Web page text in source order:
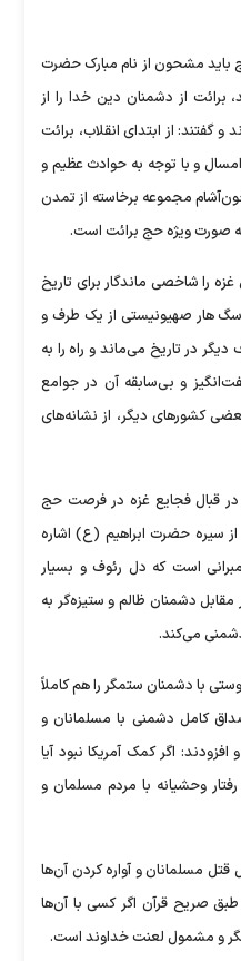
حج باید مشحون از نام مبارک حضرت
برائت از دشمنان دین خدا را از
و گفتند: از ابتدای انقلاب، برائت
و با توجه به حوادث عظیم و
مجموعه برخاسته از تمدن
صورت ویژه حج برائت است.
را شاخصی ماندگار برای تاریخ
سگ هار صهیونیستی از یک طرف و
در تاریخ می‌ماند و راه را به
و بی‌سابقه آن در جوامع
کشور‌های دیگر، از نشانه‌های
قبال فجایع غزه در فرصت حج
از سیره حضرت ابراهیم (ع) اشاره
است که دل رئوف و بسیار
مقابل دشمنان ظالم و ستیزه‌گر به
می‌کند.
با دشمنان ستمگر را هم کاملاً
کامل دشمنی با مسلمانان و
اگر کمک آمریکا نبود آیا
وحشیانه با مردم مسلمان و
مسلمانان و آواره کردن آن‌ها
صریح قرآن اگر کسی با آن‌ها
و مشمول لعنت خداوند است.